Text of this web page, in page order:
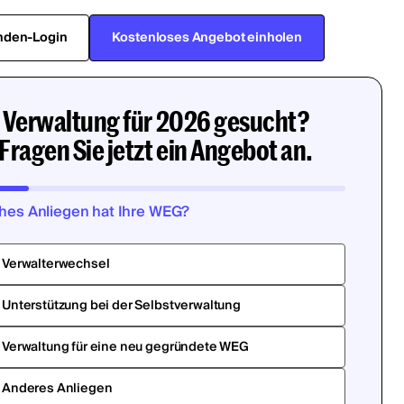
Login Kostenloses Angebot einholen
Verwaltung für 2026 gesucht?
Fragen Sie jetzt ein Angebot an.
Anliegen hat Ihre WEG?
Verwalterwechsel
Unterstützung bei der Selbstverwaltung
Verwaltung für eine neu gegründete WEG
Anderes Anliegen